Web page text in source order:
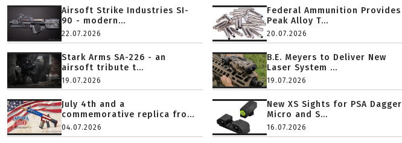
Airsoft Strike Industries SI-
90 - modern...
22.07.2026
Stark Arms SA-226 - an
airsoft tribute t...
19.07.2026
July 4th and a
commemorative replica fro...
04.07.2026
Federal Ammunition Provides
Peak Alloy T...
20.07.2026
B.E. Meyers to Deliver New
Laser System ...
19.07.2026
New XS Sights for PSA Dagger
Micro and S...
16.07.2026